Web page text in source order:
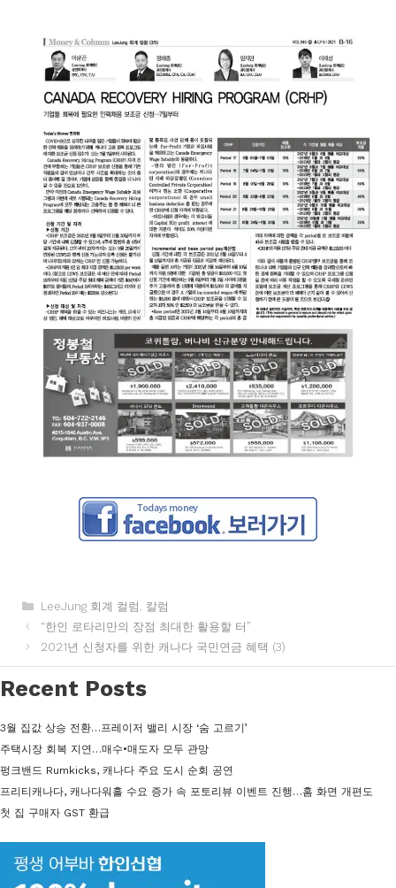
카
테
고
리
LeeJung 회계 컬럼
칼럼
“한인 로타리만의 장점 최대한 활용할 터”
2021년 신청자를 위한 캐나다 국민연금 혜택 (3)
Recent Posts
3월 집값 상승 전환…프레이저 밸리 시장 ‘숨 고르기’
주택시장 회복 지연…매수•매도자 모두 관망
펑크밴드 Rumkicks, 캐나다 주요 도시 순회 공연
프리티캐나다, 캐나다워홀 수요 증가 속 포토리뷰 이벤트 진행…홈 화면 개편도
첫 집 구매자 GST 환급